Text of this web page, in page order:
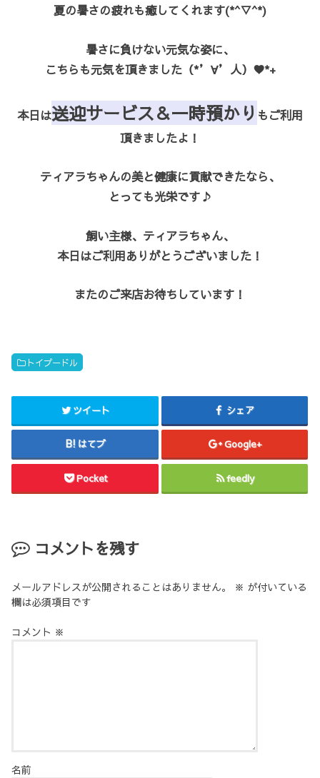
夏の暑さの疲れも癒してくれます(*^▽^*)
暑さに負けない元気な姿に、
こちらも元気を頂きました（*’∀’人）♥*+
本日は送迎サービス＆一時預かり もご利用
頂きましたよ！
ティアラちゃんの美と健康に貢献できたなら、
とっても光栄です♪
飼い主様、ティアラちゃん、
本日はご利用ありがとうございました！
またのご来店お待ちしています！
トイプードル
ツイート シェア
はてブ Google+
Pocket feedly
コメントを残す
メールアドレスが公開されることはありません。 ※ が付いている
欄は必須項目です
コメント ※
名前